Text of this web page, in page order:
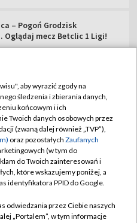
– Pogoń Grodzisk
Oglądaj mecz Betclic 1 Ligi!
TVP
TVP
w TVP
TVP
zgody
reklamy
aby wyrazić zgody na
śledzenia i zbierania danych,
końcowym i ich
Twoich danych osobowych przez
(zwaną dalej również „TVP”),
oraz pozostałych Zaufanych
(w tym do
do Twoich zainteresowań i
które wskazujemy poniżej, a
identyfikatora PPID do Google.
odwiedzania przez Ciebie naszych
„Portalem”, w tym informacje